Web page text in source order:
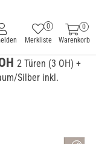
0
Warenkorb
Merkliste
0
2 Türen (3 OH) +
Silber inkl.